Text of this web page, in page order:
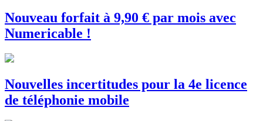
Nouveau forfait à 9,90 € par mois avec
Numericable !
Nouvelles incertitudes pour la 4e licence
de téléphonie mobile